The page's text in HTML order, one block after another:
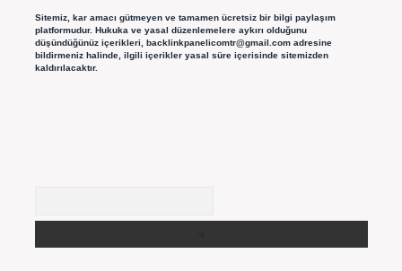
Sitemiz, kar amacı gütmeyen ve tamamen ücretsiz bir bilgi paylaşım
platformudur. Hukuka ve yasal düzenlemelere aykırı olduğunu
düşündüğünüz içerikleri, backlinkpanelicomtr@gmail.comadresine
bildirmeniz halinde, ilgili içerikler yasal süre içerisinde sitemizden
kaldırılacaktır.